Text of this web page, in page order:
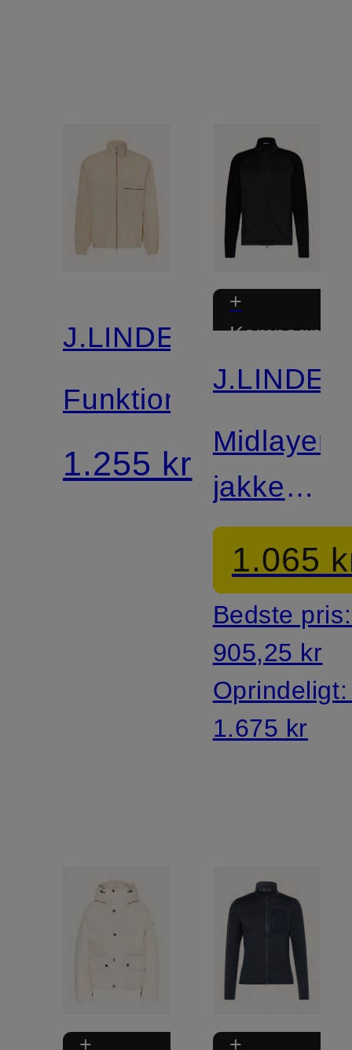
J.LINDEBERG
Funktionsjakke
1.255 kr
+
Midlayer-
jakke i
blandet
materiale
1.065
Bedste
905,25 kr
1.675 kr
+ +